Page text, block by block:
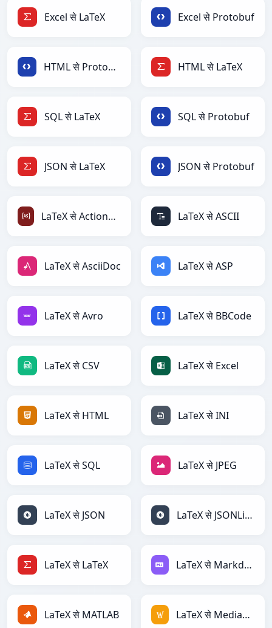
Excel से LaTeX Excel से Protobuf
HTML से Protobuf HTML से LaTeX
SQL से LaTeX SQL से Protobuf
JSON से LaTeX JSON से Protobuf
LaTeX से ActionScript LaTeX से ASCII
LaTeX से AsciiDoc LaTeX से ASP
LaTeX से Avro LaTeX से BBCode
LaTeX से CSV LaTeX से Excel
LaTeX से HTML LaTeX से INI
LaTeX से SQL LaTeX से JPEG
LaTeX से JSON LaTeX से JSONLines
LaTeX से LaTeX LaTeX से Markdown
LaTeX से MATLAB LaTeX से MediaWiki